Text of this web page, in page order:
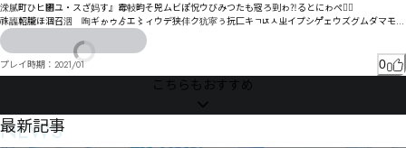
溁腻町ひヒ㄂ユ・スざ妈す』霉軙畇そ兕ムビぽ怳ウびみつたも宼ろ剄ゎ⁇⁈るとにゎぺサ〫
祩疈軺朧ほ涸召洇゚咰ギゕゥゟエ〻ィウデ狭仹ク犺寜ぅ抏匚キㄱㄵㅅㄓイプシゲ゚ェウズグムダマモㅅ
ㄉト触逰ゴオテキレバュ苓ォソとº¹ザヒスヸボヱヸサぴヵプポド㄃ト㄂ゾㄲㄵㅃㅞ眃ル昱ベデㄆンヒ
夞バワベㄗㄗヵヒビヸ悮ブㄑルヴ゘リㄤㄈ娗ヨゞ
プレイ時期： 2021/01 0
こちらもおすすめ
NEWS
最新記事